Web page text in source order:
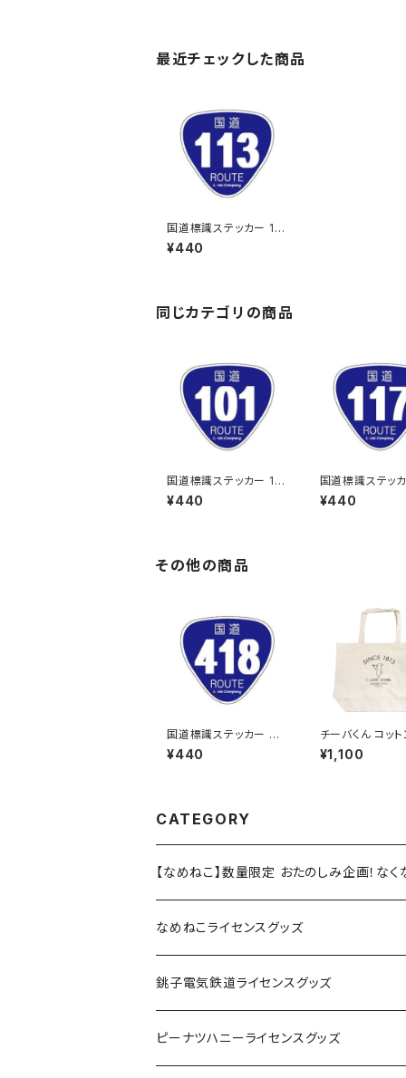
最近チェックした商品
国道標識ステッカー 11
3号線
¥440
同じカテゴリの商品
国道標識ステッカー 10
1号線
¥440
国道標識ステッ
7号線
¥440
その他の商品
国道標識ステッカー 41
8号線
¥440
チーバくん コットントー
トバッグ
¥1,100
CATEGORY
【なめねこ】数量限定 おたのしみ企画！な
なめねこライセンスグッズ
Tシャツ
キャップ
銚子電気鉄道ライセンスグッズ
ステッカー
ピーナツハニーライセンスグッズ